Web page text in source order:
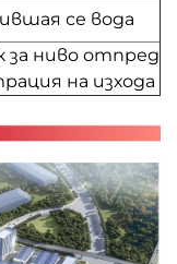
се вода
за ниво отпред
на изхода